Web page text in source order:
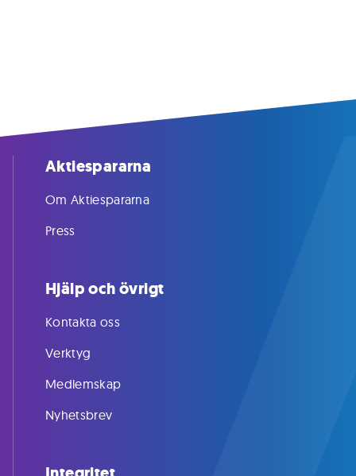
Aktiespararna
Om Aktiespararna
Press
Hjälp och övrigt
Kontakta oss
Verktyg
Medlemskap
Nyhetsbrev